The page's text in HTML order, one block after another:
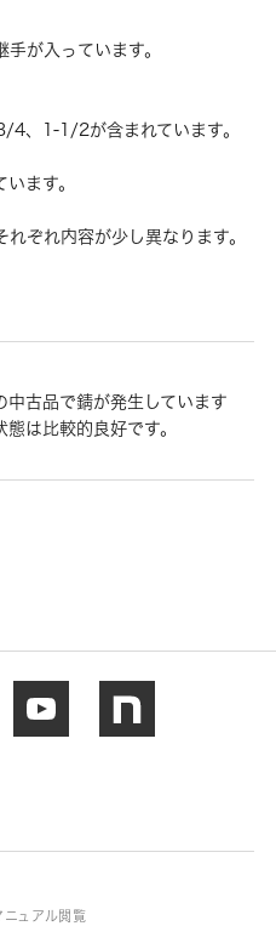
が入っています。
1-1/2が含まれています。
ます。
ぞれ内容が少し異なります。
古品で錆が発生しています
は比較的良好です。
ュアル閲覧